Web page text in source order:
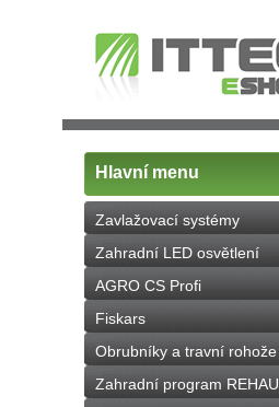
Hlavní menu
Zavlažovací systémy
Zahradní LED osvětlení
AGRO CS Profi
Fiskars
Obrubníky a travní rohože
Zahradní program REHAU